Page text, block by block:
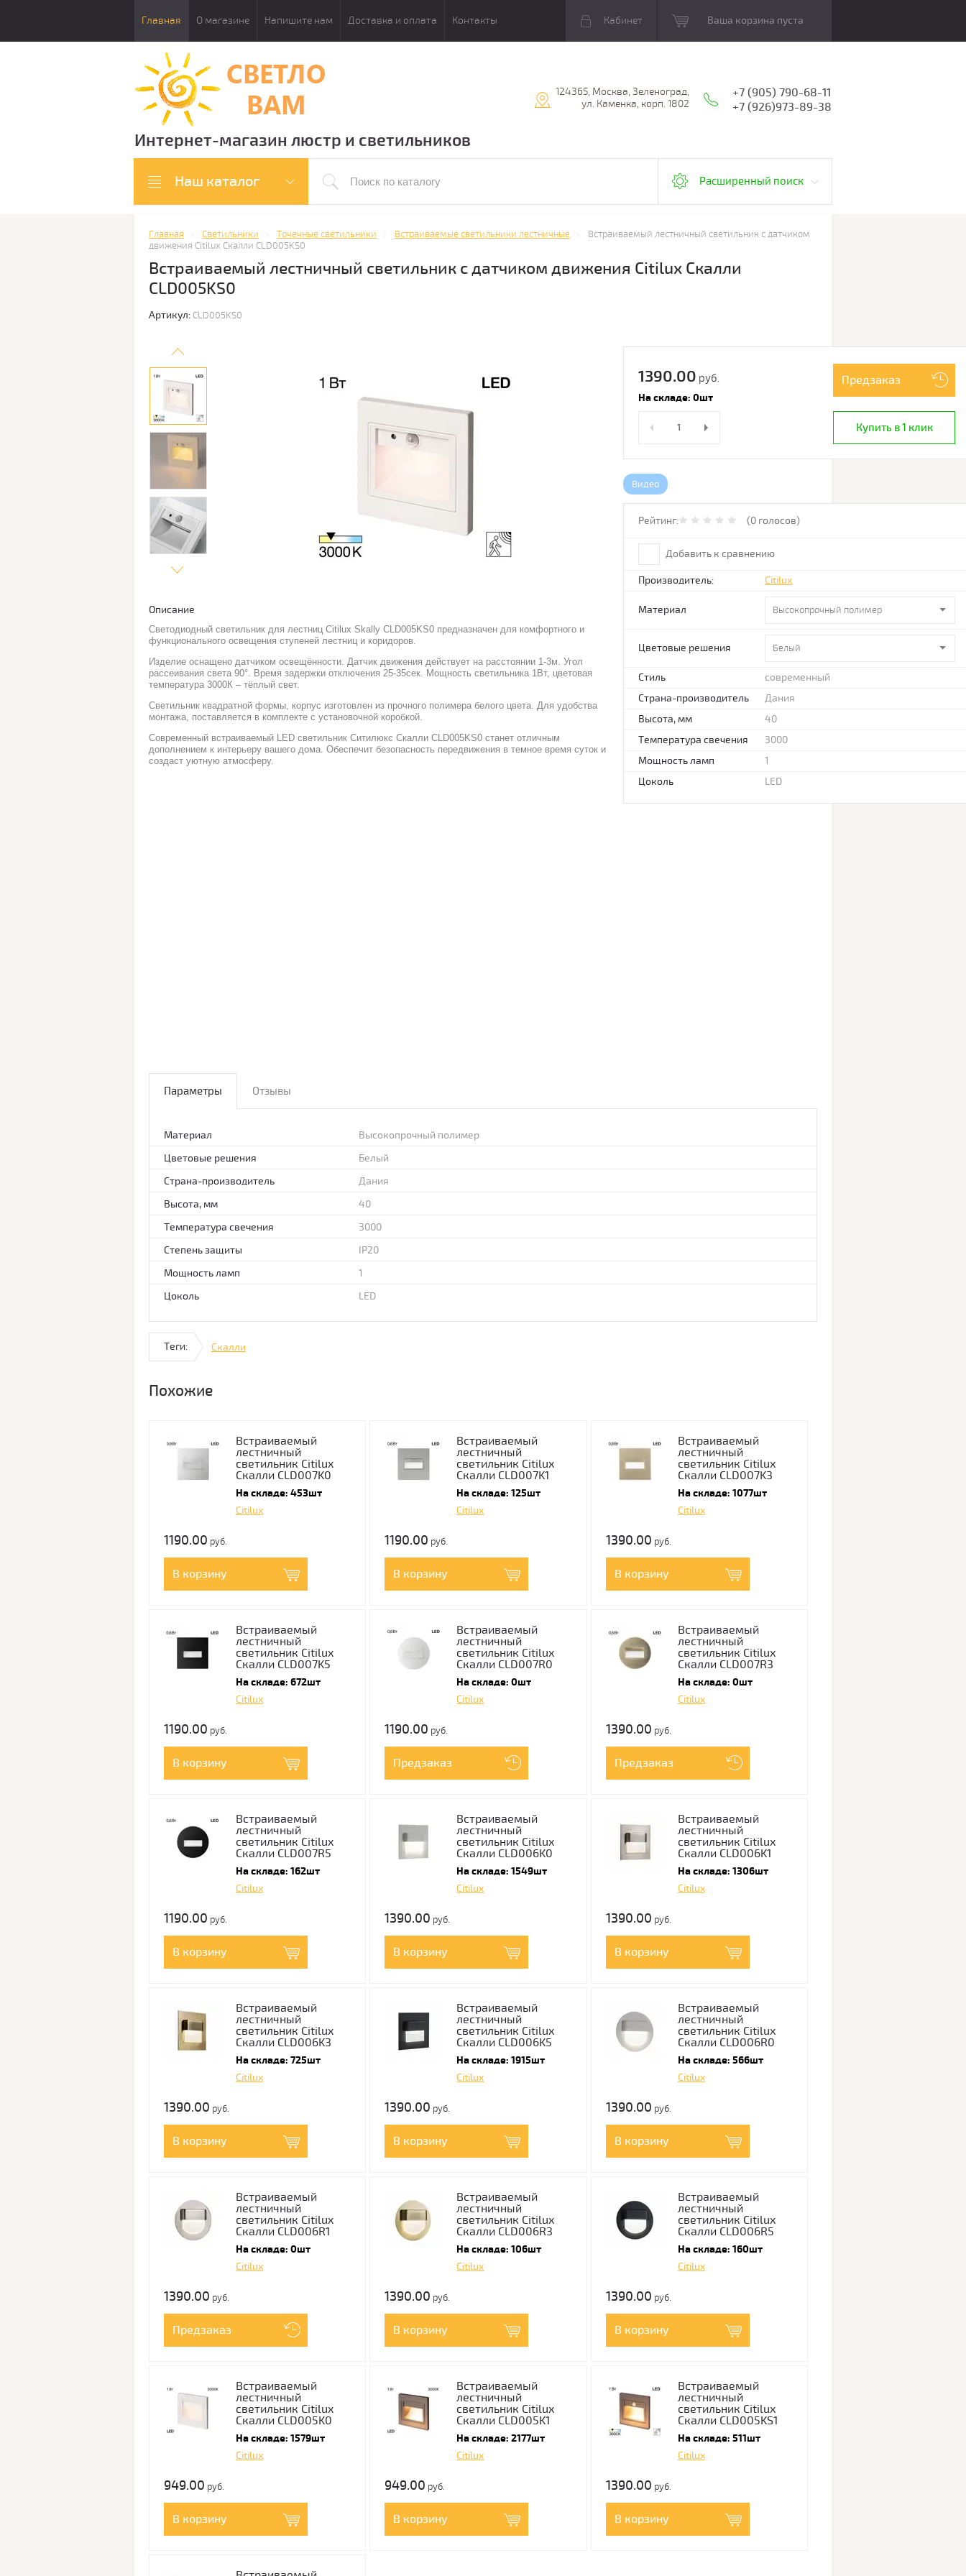
Главная О магазине Напишите нам Доставка и оплата Контакты Кабинет Ваша корзина пуста
Интернет-магазин люстр и светильников
124365, Москва, Зеленоград,
ул. Каменка, корп. 1802
+7 (905) 790-68-11
+7 (926)973-89-38
Наш каталог Расширенный поиск
Главная Светильники Точечные светильники Встраиваемые светильники лестничные
Встраиваемый лестничный светильник с датчиком
движения Citilux Скалли CLD005KS0
Встраиваемый лестничный светильник с датчиком движения Citilux Скалли
CLD005KS0
Артикул: CLD005KS0
Описание
Светодиодный светильник для лестниц Citilux Skally CLD005KS0 предназначен для комфортного и
функционального освещения ступеней лестниц и коридоров.
Изделие оснащено датчиком освещённости. Датчик движения действует на расстоянии 1-3м. Угол
рассеивания света 90°. Время задержки отключения 25-35сек. Мощность светильника 1Вт, цветовая
температура 3000К – тёплый свет.
Светильник квадратной формы, корпус изготовлен из прочного полимера белого цвета. Для удобства
монтажа, поставляется в комплекте с установочной коробкой.
Современный встраиваемый LED светильник Ситилюкс Скалли CLD005KS0 станет отличным
дополнением к интерьеру вашего дома. Обеспечит безопасность передвижения в темное время суток и
создаст уютную атмосферу.
1390.00 руб.
На складе: 0шт
Предзаказ
Купить в 1 клик
Видео
Рейтинг: (0 голосов)
Добавить к сравнению
Производитель: Citilux
Материал Высокопрочный полимер
Цветовые решения Белый
Стиль
современный
Страна-производитель
Дания
Высота, мм
40
Температура свечения
3000
Мощность ламп
1
Цоколь
LED
Параметры Отзывы
Материал
Высокопрочный полимер
Цветовые решения
Белый
Страна-производитель
Дания
Высота, мм
40
Температура свечения
3000
Степень защиты
IP20
Мощность ламп
1
Цоколь
LED
Теги: Скалли
Похожие
Встраиваемый
лестничный
светильник Citilux
Скалли CLD007K0
На складе: 453шт
Citilux
1190.00 руб.
В корзину
Встраиваемый
лестничный
светильник Citilux
Скалли CLD007K1
На складе: 125шт
Citilux
1190.00 руб.
В корзину
Встраиваемый
лестничный
светильник Citilux
Скалли CLD007K3
На складе: 1077шт
Citilux
1390.00 руб.
В корзину
Встраиваемый
лестничный
светильник Citilux
Скалли CLD007K5
На складе: 672шт
Citilux
1190.00 руб.
В корзину
Встраиваемый
лестничный
светильник Citilux
Скалли CLD007R0
На складе: 0шт
Citilux
1190.00 руб.
Предзаказ
Встраиваемый
лестничный
светильник Citilux
Скалли CLD007R3
На складе: 0шт
Citilux
1390.00 руб.
Предзаказ
Встраиваемый
лестничный
светильник Citilux
Скалли CLD007R5
На складе: 162шт
Citilux
1190.00 руб.
В корзину
Встраиваемый
лестничный
светильник Citilux
Скалли CLD006K0
На складе: 1549шт
Citilux
1390.00 руб.
В корзину
Встраиваемый
лестничный
светильник Citilux
Скалли CLD006K1
На складе: 1306шт
Citilux
1390.00 руб.
В корзину
Встраиваемый
лестничный
светильник Citilux
Скалли CLD006K3
На складе: 725шт
Citilux
1390.00 руб.
В корзину
Встраиваемый
лестничный
светильник Citilux
Скалли CLD006K5
На складе: 1915шт
Citilux
1390.00 руб.
В корзину
Встраиваемый
лестничный
светильник Citilux
Скалли CLD006R0
На складе: 566шт
Citilux
1390.00 руб.
В корзину
Встраиваемый
лестничный
светильник Citilux
Скалли CLD006R1
На складе: 0шт
Citilux
1390.00 руб.
Предзаказ
Встраиваемый
лестничный
светильник Citilux
Скалли CLD006R3
На складе: 106шт
Citilux
1390.00 руб.
В корзину
Встраиваемый
лестничный
светильник Citilux
Скалли CLD006R5
На складе: 160шт
Citilux
1390.00 руб.
В корзину
Встраиваемый
лестничный
светильник Citilux
Скалли CLD005K0
На складе: 1579шт
Citilux
949.00 руб.
В корзину
Встраиваемый
лестничный
светильник Citilux
Скалли CLD005K1
На складе: 2177шт
Citilux
949.00 руб.
В корзину
Встраиваемый
лестничный
светильник Citilux
Скалли CLD005KS1
На складе: 511шт
Citilux
1390.00 руб.
В корзину